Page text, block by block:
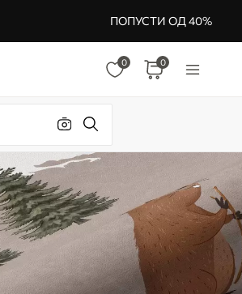
ПОПУСТИ ОД 40%
0 0